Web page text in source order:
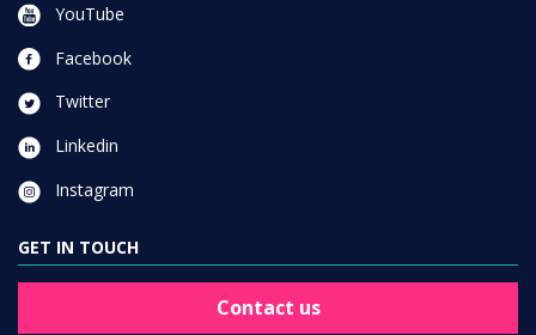
YouTube
Facebook
Twitter
Linkedin
Instagram
GET IN TOUCH
Contact us